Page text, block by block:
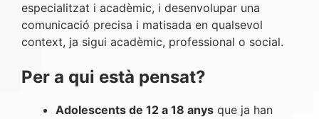
especialitzat i acadèmic, i desenvolupar una
comunicació precisa i matisada en qualsevol
context, ja sigui acadèmic, professional o social.
Per a qui està pensat?
Adolescents de 12 a 18 anys que ja han